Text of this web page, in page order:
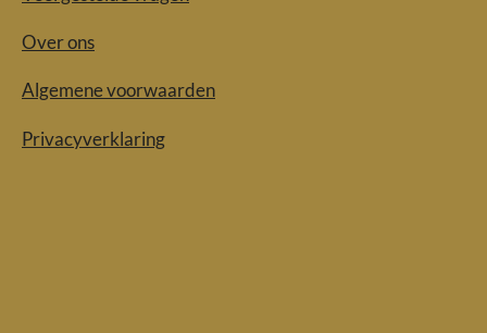
Over ons
Algemene voorwaarden
Privacyverklaring